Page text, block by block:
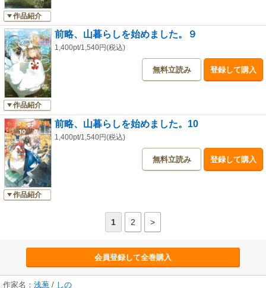
作品紹介
作品紹介
前略、山暮らしを始めました。９
1,400pt/1,540円(税込)
無料立読み 登録して購入
作品紹介
前略、山暮らしを始めました。10
1,400pt/1,540円(税込)
無料立読み 登録して購入
1 2 >
会員登録して全巻購入
作家名： 浅葱 / しの